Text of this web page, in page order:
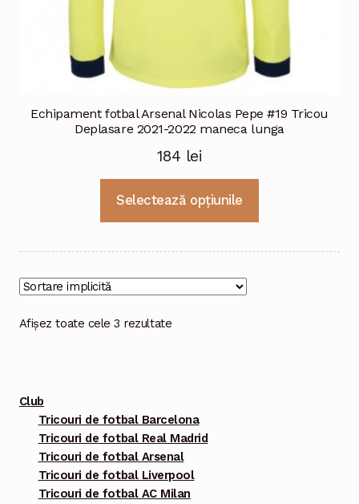
Echipament fotbal Arsenal Nicolas Pepe #19 Tricou
Deplasare 2021-2022 maneca lunga
184 lei
Selectează opțiunile
mai
Afișez toate cele 3 rezultate
Club
Tricouri de fotbal Barcelona
Tricouri de fotbal Real Madrid
Tricouri de fotbal Arsenal
Tricouri de fotbal Liverpool
Tricouri de fotbal AC Milan